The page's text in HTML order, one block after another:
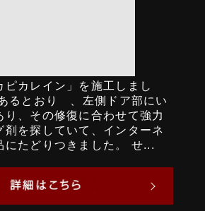
ピカレイン」を施工しまし
るとおり 、左側ドア部にい
り、その修復に合わせて強力
剤を探していて、インターネ
にたどりつきました。 せ...